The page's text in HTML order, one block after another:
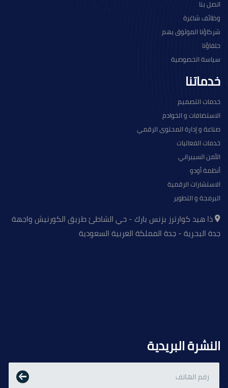
اتصل بنا
وظائف شاغرة
شركاؤنا الموثوق بهم
حلفاؤنا
سياسة الخصوصية
خدماتنا
خدمات التصميم
الاستضافات و الخوادم
صناعة و إدارة المحتوى الرقمي
خدمات الفعاليات
الأمن السيبراني
أنظمة أودو
الاستشارات الرقمية
البرمجة و التطوير
ذا هيد كوارترز بزنس بارك - حي الشاطئ طريق الكورنيش واجهة
جدة البحرية - جدة المملكة العربية السعودية
النشرة البريدية